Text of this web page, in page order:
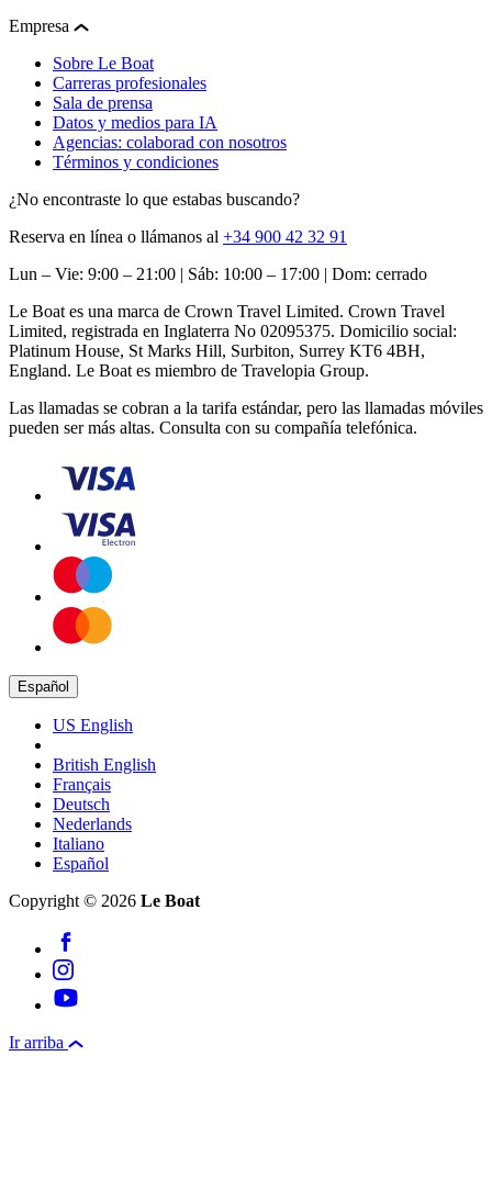
Empresa
Sobre Le Boat
Carreras profesionales
Sala de prensa
Datos y medios para IA
Agencias: colaborad con nosotros
Términos y condiciones
¿No encontraste lo que estabas buscando?
Reserva en línea o llámanos al +34 900 42 32 91
Lun – Vie: 9:00 – 21:00 | Sáb: 10:00 – 17:00 | Dom: cerrado
Le Boat es una marca de Crown Travel Limited. Crown Travel
Limited, registrada en Inglaterra No 02095375. Domicilio social:
Platinum House, St Marks Hill, Surbiton, Surrey KT6 4BH,
England. Le Boat es miembro de Travelopia Group.
Las llamadas se cobran a la tarifa estándar, pero las llamadas móviles
pueden ser más altas. Consulta con su compañía telefónica.
Español
US English
British English
Français
Deutsch
Nederlands
Italiano
Español
Copyright © 2026 Le Boat
Ir arriba